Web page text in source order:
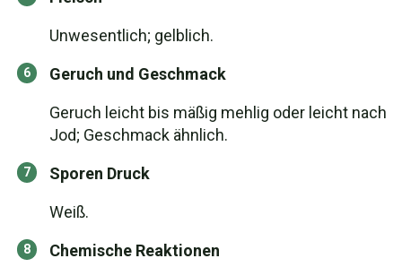
Unwesentlich; gelblich.
Geruch und Geschmack
Geruch leicht bis mäßig mehlig oder leicht nach
Jod; Geschmack ähnlich.
Sporen Druck
Weiß.
Chemische Reaktionen